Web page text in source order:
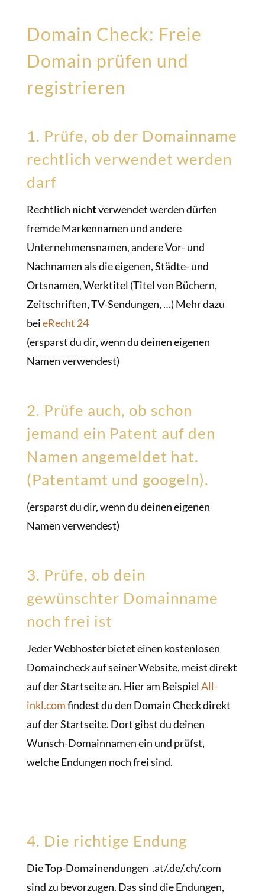
Domain Check: Freie
Domain prüfen und
registrieren
1. Prüfe, ob der Domainname
rechtlich verwendet werden
darf
Rechtlich nichtverwendet werden dürfen
fremde Markennamen und andere
Unternehmensnamen, andere Vor- und
Nachnamen als die eigenen, Städte- und
Ortsnamen, Werktitel (Titel von Büchern,
Zeitschriften, TV-Sendungen, …) Mehr dazu
beieRecht 24
(ersparst du dir, wenn du deinen eigenen
Namen verwendest)
2. Prüfe auch, ob schon
jemand ein Patent auf den
Namen angemeldet hat.
(Patentamt und googeln).
(ersparst du dir, wenn du deinen eigenen
Namen verwendest)
3. Prüfe, ob dein
gewünschter Domainname
noch frei ist
Jeder Webhoster bietet einen kostenlosen
Domaincheck auf seiner Website, meist direkt
auf der Startseite an. Hier am Beispiel All-
inkl.comfindest du den Domain Check direkt
auf der Startseite. Dort gibst du deinen
Wunsch-Domainnamen ein und prüfst,
welche Endungen noch frei sind.
4. Die richtige Endung
Die Top-Domainendungen .at/.de/.ch/.com
sind zu bevorzugen. Das sind die Endungen,